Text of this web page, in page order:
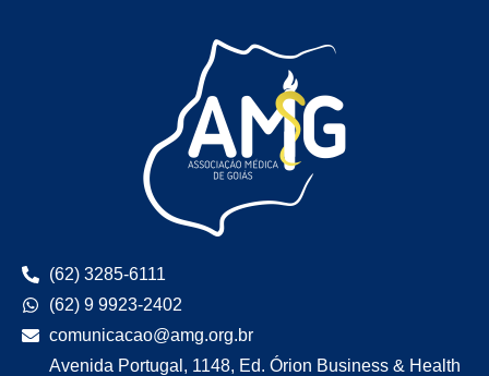
(62) 3285-6111
(62) 9 9923-2402
comunicacao@amg.org.br
Avenida Portugal, 1148, Ed. Órion Business & Health